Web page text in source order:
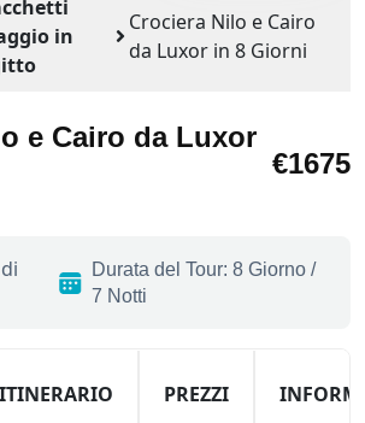
in
Crociera Nilo e Cairo
da Luxor in 8 Giorni
e Cairo da Luxor
€1675
Durata del Tour: 8 Giorno /
7 Notti
ITINERARIO PREZZI